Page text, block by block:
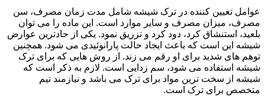
عوامل تعیین کننده در ترک شیشه شامل مدت زمان مصرف، سن
مصرف، میزان مصرف و سایر موارد است. این ماده را می توان
بلعید، استنشاق کرد، دود کرد و تزریق نمود. یکی از حادترین عوارض
شیشه این است که باعث ایجاد حالت پارانوئیدی می شود. همچنین
توهم های شدید برای او رقم می زند. از روش هایی که برای ترک
شیشه استفاده می شود، سم زدایی است. لازم به ذکر است که
شیشه از سخت ترین مواد برای ترک می باشد و نیازمند تیم
متخصص برای ترک است.